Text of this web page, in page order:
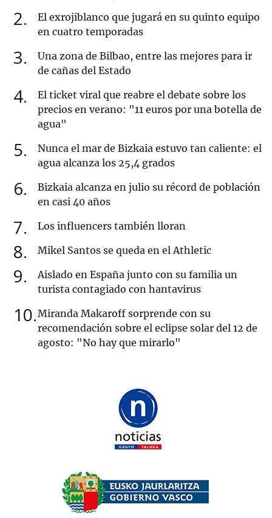
2
El exrojiblanco que jugará en su quinto equipo
en cuatro temporadas
3
Una zona de Bilbao, entre las mejores para ir
de cañas del Estado
4
El ticket viral que reabre el debate sobre los
precios en verano: "11 euros por una botella de
agua"
5
Nunca el mar de Bizkaia estuvo tan caliente: el
agua alcanza los 25,4 grados
6
Bizkaia alcanza en julio su récord de población
en casi 40 años
7 Los influencers también lloran
8 Mikel Santos se queda en el Athletic
9
Aislado en España junto con su familia un
turista contagiado con hantavirus
10 Miranda Makaroff sorprende con su
recomendación sobre el eclipse solar del 12 de
agosto: "No hay que mirarlo"